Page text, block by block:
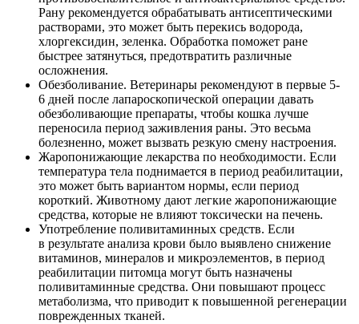
Рану рекомендуется обрабатывать антисептическими
растворами, это может быть перекись водорода,
хлоргексидин, зеленка. Обработка поможет ране
быстрее затянуться, предотвратить различные
осложнения.
Обезболивание. Ветеринары рекомендуют в первые 5-
6 дней после лапароскопической операции давать
обезболивающие препараты, чтобы кошка лучше
переносила период заживления раны. Это весьма
болезненно, может вызвать резкую смену настроения.
Жаропонижающие лекарства по необходимости. Если
температура тела поднимается в период реабилитации,
это может быть вариантом нормы, если период
короткий. Животному дают легкие жаропонижающие
средства, которые не влияют токсически на печень.
Употребление поливитаминных средств. Если
в результате анализа крови было выявлено снижение
витаминов, минералов и микроэлементов, в период
реабилитации питомца могут быть назначены
поливитаминные средства. Они повышают процесс
метаболизма, что приводит к повышенной регенерации
поврежденных тканей.